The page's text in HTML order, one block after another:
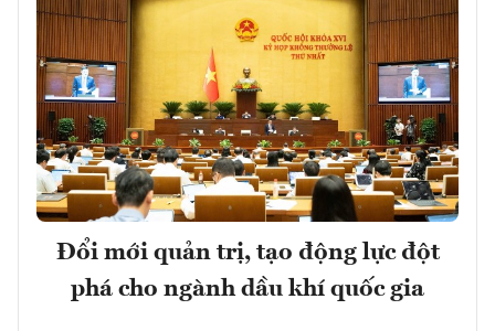
Đổi mới quản trị, tạo động lực đột
phá cho ngành dầu khí quốc gia